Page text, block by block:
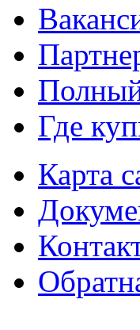
Где
Карта